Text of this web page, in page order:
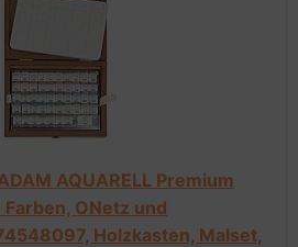
AQUARELL Premium
ONetz und
Holzkasten, Malset,